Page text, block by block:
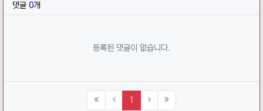
댓글 0개
등록된 댓글이 없습니다.
1 (current)